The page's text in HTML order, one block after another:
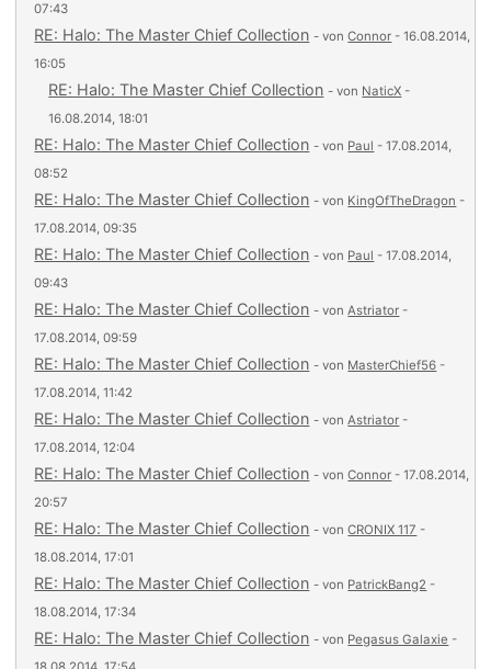
07:43
RE: Halo: The Master Chief Collection - vonConnor - 16.08.2014,
16:05
RE: Halo: The Master Chief Collection - von NaticX -
16.08.2014, 18:01
RE: Halo: The Master Chief Collection - von Paul - 17.08.2014,
08:52
RE: Halo: The Master Chief Collection - von KingOfTheDragon -
17.08.2014, 09:35
RE: Halo: The Master Chief Collection - von Paul - 17.08.2014,
09:43
RE: Halo: The Master Chief Collection - vonAstriator -
17.08.2014, 09:59
RE: Halo: The Master Chief Collection - von MasterChief56 -
17.08.2014, 11:42
RE: Halo: The Master Chief Collection - vonAstriator -
17.08.2014, 12:04
RE: Halo: The Master Chief Collection - vonConnor - 17.08.2014,
20:57
RE: Halo: The Master Chief Collection - vonCRONIX 117 -
18.08.2014, 17:01
RE: Halo: The Master Chief Collection - von PatrickBang2 -
18.08.2014, 17:34
RE: Halo: The Master Chief Collection - von Pegasus Galaxie -